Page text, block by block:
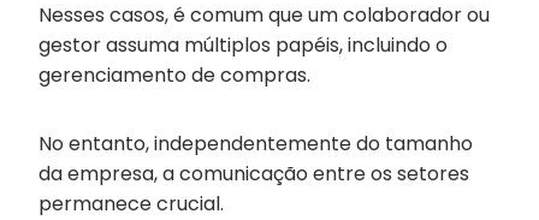
Nesses casos, é comum que um colaborador ou
gestor assuma múltiplos papéis, incluindo o
gerenciamento de compras.
No entanto, independentemente do tamanho
da empresa, a comunicação entre os setores
permanece crucial.